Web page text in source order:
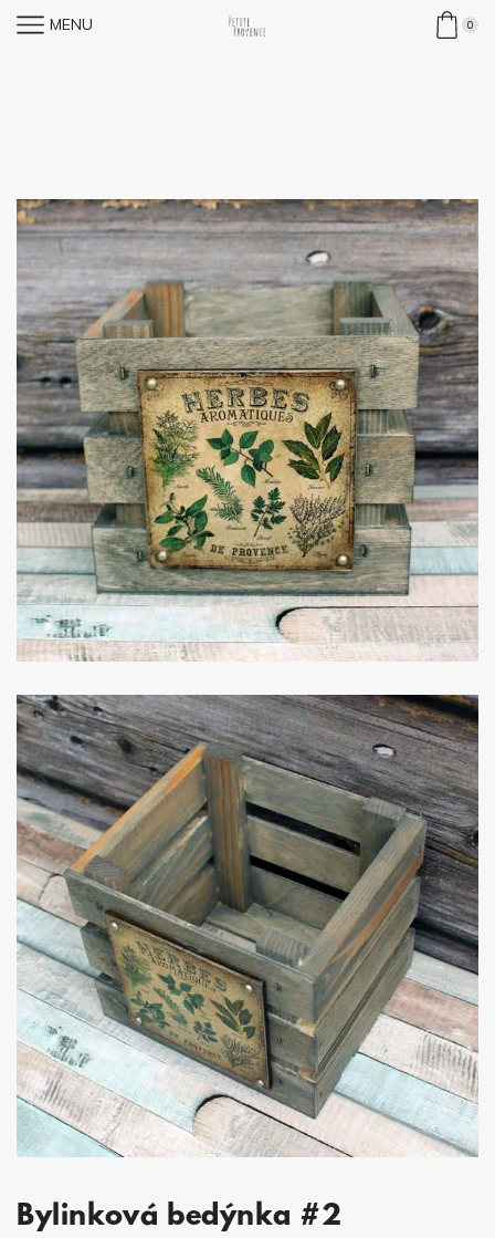
MENU 0
Bylinková bedýnka #2